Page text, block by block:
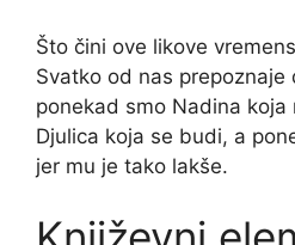
Što čini ove likove
Svatko od nas
ponekad smo Nadina koja
Djulica koja se budi, a
jer mu je tako lakše.